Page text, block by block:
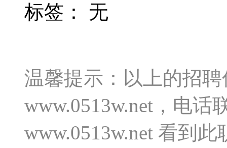
标签： 无
温馨提示：以上的招
www.0513w.net，电
www.0513w.net 看到